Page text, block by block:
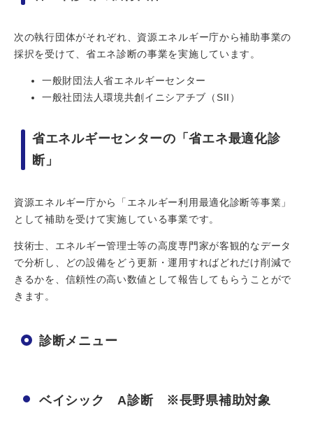
次の執行団体がそれぞれ、資源エネルギー庁から補助事業の
採択を受けて、省エネ診断の事業を実施しています。
一般財団法人省エネルギーセンター
一般社団法人環境共創イニシアチブ（SII）
省エネルギーセンターの「省エネ最適化診
断」
資源エネルギー庁から「エネルギー利用最適化診断等事業」
として補助を受けて実施している事業です。
技術士、エネルギー管理士等の高度専門家が客観的なデータ
で分析し、どの設備をどう更新・運用すればどれだけ削減で
きるかを、信頼性の高い数値として報告してもらうことがで
きます。
診断メニュー
ベイシック A診断 ※長野県補助対象